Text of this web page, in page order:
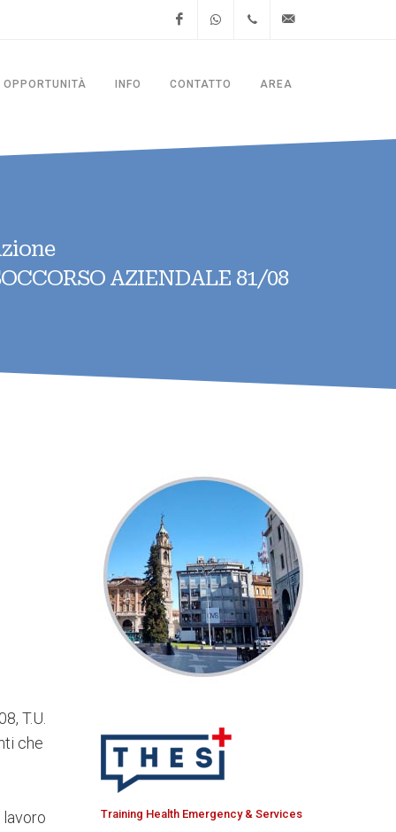
OPPORTUNITÀ INFO CONTATTO AREA
AZIENDALE 81/08
T.U.
che
Training Health Emergency & Services